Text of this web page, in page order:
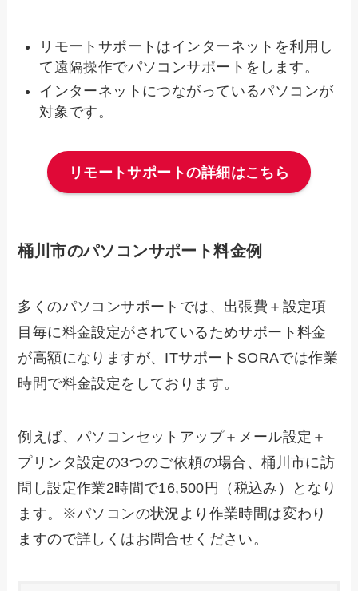
リモートサポートはインターネットを利用し
て遠隔操作でパソコンサポートをします。
インターネットにつながっているパソコンが
対象です。
リモートサポートの詳細はこちら
桶川市のパソコンサポート料金例
多くのパソコンサポートでは、出張費＋設定項
目毎に料金設定がされているためサポート料金
が高額になりますが、ITサポートSORAでは作業
時間で料金設定をしております。
例えば、パソコンセットアップ＋メール設定＋
プリンタ設定の3つのご依頼の場合、桶川市に訪
問し設定作業2時間で16,500円（税込み）となり
ます。※パソコンの状況より作業時間は変わり
ますので詳しくはお問合せください。